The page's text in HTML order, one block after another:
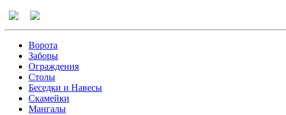
Ворота
Заборы
Ограждения
Столы
Беседки и Навесы
Скамейки
Мангалы